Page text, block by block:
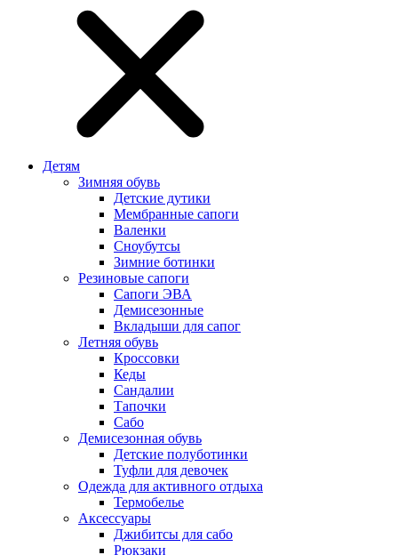
Детям
Зимняя обувь
Детские дутики
Мембранные сапоги
Валенки
Сноубутсы
Зимние ботинки
Резиновые сапоги
Сапоги ЭВА
Демисезонные
Вкладыши для сапог
Летняя обувь
Кроссовки
Кеды
Сандалии
Тапочки
Сабо
Демисезонная обувь
Детские полуботинки
Туфли для девочек
Одежда для активного отдыха
Термобелье
Аксессуары
Джибитсы для сабо
Рюкзаки